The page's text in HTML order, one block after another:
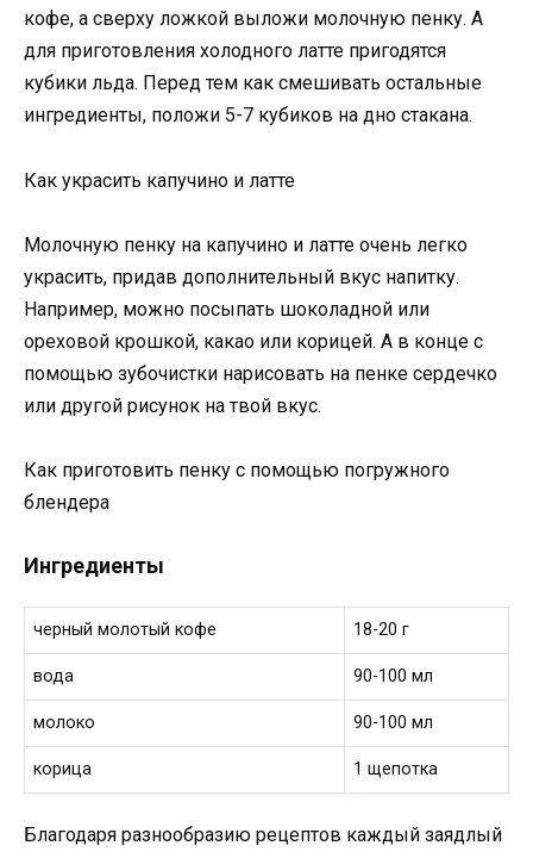
кофе, а сверху ложкой выложи молочную пенку. А
для приготовления холодного латте пригодятся
кубики льда. Перед тем как смешивать остальные
ингредиенты, положи 5-7 кубиков на дно стакана.
Как украсить капучино и латте
Молочную пенку на капучино и латте очень легко
украсить, придав дополнительный вкус напитку.
Например, можно посыпать шоколадной или
ореховой крошкой, какао или корицей. А в конце с
помощью зубочистки нарисовать на пенке сердечко
или другой рисунок на твой вкус.
Как приготовить пенку с помощью погружного
блендера
Ингредиенты
черный молотый кофе 18-20 г
вода 90-100 мл
молоко 90-100 мл
корица 1 щепотка
Благодаря разнообразию рецептов каждый заядлый